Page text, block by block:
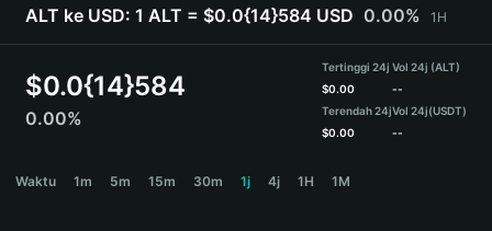
Bahasa Indonesia
ภาษาไทย
Español
Español (Argentina)
ALT ke USD: 1 ALT = $0.0{14}584 USD 0.00% 1H
$0.0{14}584
0.00%
Tertinggi 24j
$0.00
Terendah 24j
$0.00
Vol 24j (ALT)
--
Vol 24j(USDT)
--
Waktu 1m 5m 15m 30m 1j 4j 1H 1M